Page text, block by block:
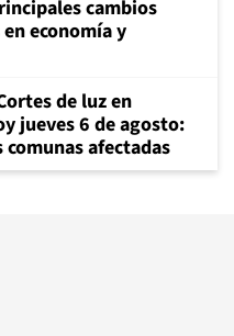
cambios
economía y
de luz en
jueves 6 de agosto:
comunas afectadas